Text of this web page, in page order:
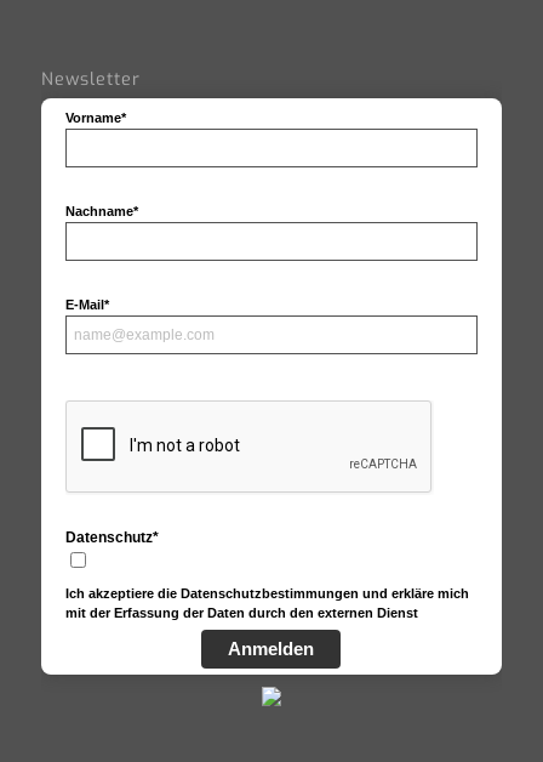
Newsletter
Vorname*
Nachname*
E-Mail*
Datenschutz*
Ich akzeptiere die Datenschutzbestimmungen und erkläre mich
mit der Erfassung der Daten durch den externen Dienst
Anmelden